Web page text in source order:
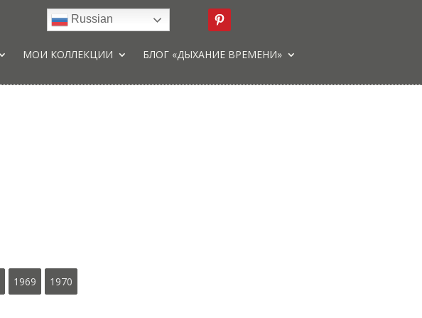
Russian
МОИ КОЛЛЕКЦИИ БЛОГ «ДЫХАНИЕ ВРЕМЕНИ»
1969 1970